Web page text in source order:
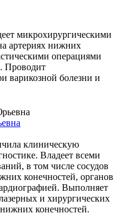
микрохирургическими
артериях нижних
операциями
Проводит
варикозной болезни и
клиническую
Владеет всеми
в том числе сосудов
конечностей, органов
Выполняет
и хирургических
конечностей.